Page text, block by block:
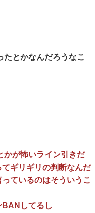
とかなんだろうなこ
かが怖いライン引きだ
ギリギリの判断なんだ
ているのはそういうこ
してるし